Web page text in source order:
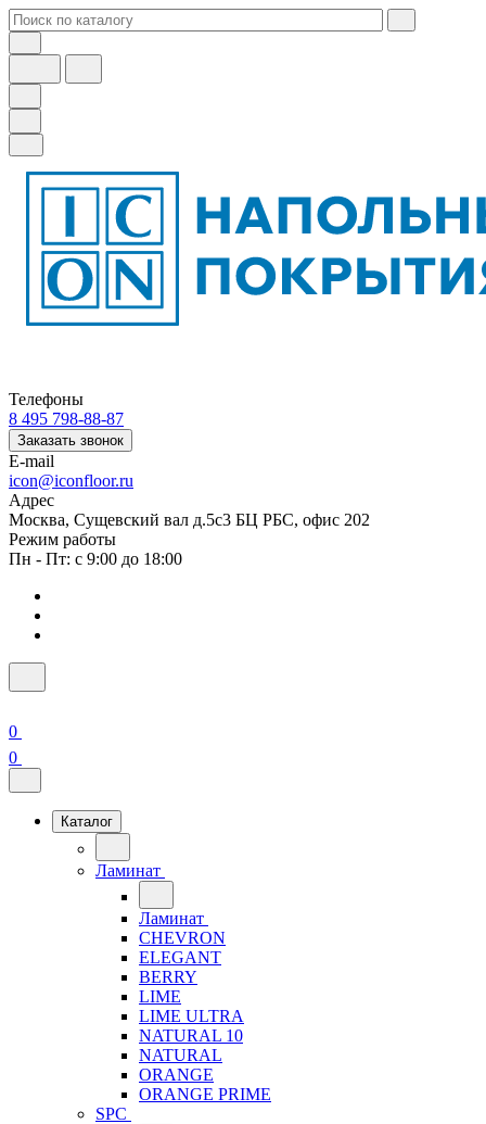
Телефоны
8 495 798-88-87
Заказать звонок
E-mail
icon@iconfloor.ru
Адрес
Москва, Сущевский вал д.5с3 БЦ РБС, офис 202
Режим работы
Пн - Пт: с 9:00 до 18:00
0
0
Каталог
Ламинат
Ламинат
CHEVRON
ELEGANT
BERRY
LIME
LIME ULTRA
NATURAL 10
NATURAL
ORANGE
ORANGE PRIME
SPC